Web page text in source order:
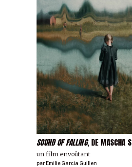
SOUND OF FALLING, DE MASCHA
un film envoûtant
parEmilie Garcia Guillen